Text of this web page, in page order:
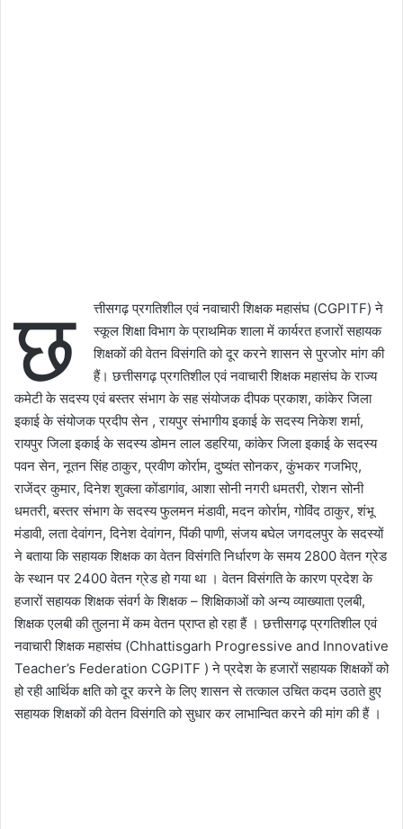
छ
त्तीसगढ़ प्रगतिशील एवं नवाचारी शिक्षक महासंघ (CGPITF) ने
स्कूल शिक्षा विभाग के प्राथमिक शाला में कार्यरत हजारों सहायक
शिक्षकों की वेतन विसंगति को दूर करने शासन से पुरजोर मांग की
हैं। छत्तीसगढ़ प्रगतिशील एवं नवाचारी शिक्षक महासंघ के राज्य
कमेटी के सदस्य एवं बस्तर संभाग के सह संयोजक दीपक प्रकाश, कांकेर जिला
इकाई के संयोजक प्रदीप सेन , रायपुर संभागीय इकाई के सदस्य निकेश शर्मा,
रायपुर जिला इकाई के सदस्य डोमन लाल डहरिया, कांकेर जिला इकाई के सदस्य
पवन सेन, नूतन सिंह ठाकुर, प्रवीण कोर्राम, दुष्यंत सोनकर, कुंभकर गजभिए,
राजेंद्र कुमार, दिनेश शुक्ला कोंडागांव, आशा सोनी नगरी धमतरी, रोशन सोनी
धमतरी, बस्तर संभाग के सदस्य फुलमन मंडावी, मदन कोर्राम, गोविंद ठाकुर, शंभू
मंडावी, लता देवांगन, दिनेश देवांगन, पिंकी पाणी, संजय बघेल जगदलपुर के सदस्यों
ने बताया कि सहायक शिक्षक का वेतन विसंगति निर्धारण के समय 2800 वेतन ग्रेड
के स्थान पर 2400 वेतन ग्रेड हो गया था । वेतन विसंगति के कारण प्रदेश के
हजारों सहायक शिक्षक संवर्ग के शिक्षक – शिक्षिकाओं को अन्य व्याख्याता एलबी,
शिक्षक एलबी की तुलना में कम वेतन प्राप्त हो रहा हैं । छत्तीसगढ़ प्रगतिशील एवं
नवाचारी शिक्षक महासंघ (Chhattisgarh Progressive and Innovative
Teacher’s Federation CGPITF ) ने प्रदेश के हजारों सहायक शिक्षकों को
हो रही आर्थिक क्षति को दूर करने के लिए शासन से तत्काल उचित कदम उठाते हुए
सहायक शिक्षकों की वेतन विसंगति को सुधार कर लाभान्वित करने की मांग की हैं ।